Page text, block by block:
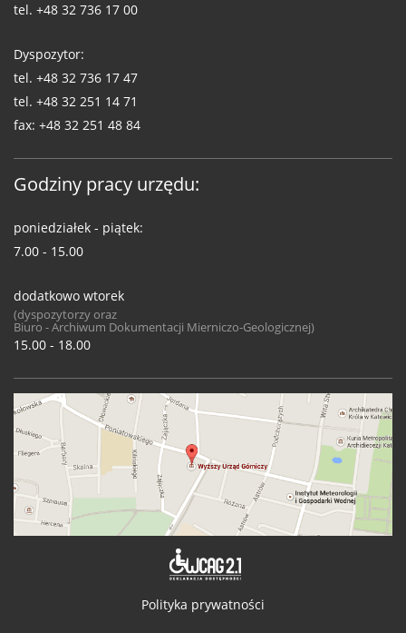
tel. +48 32 736 17 00
Dyspozytor:
tel. +48 32 736 17 47
tel. +48 32 251 14 71
fax: +48 32 251 48 84
Godziny pracy urzędu:
poniedziałek - piątek:
7.00 - 15.00
dodatkowo wtorek
(dyspozytorzy oraz
Biuro - Archiwum Dokumentacji Mierniczo-Geologicznej)
15.00 - 18.00
Polityka prywatności